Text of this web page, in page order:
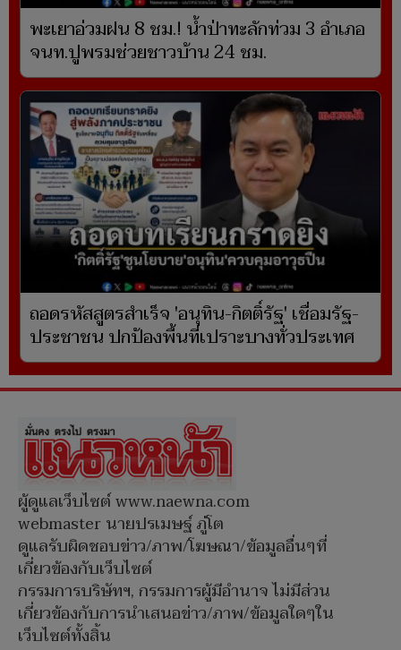
พะเยาอ่วมฝน 8 ชม.! น้ำป่าทะลักท่วม 3 อำเภอ
จนท.ปูพรมช่วยชาวบ้าน 24 ชม.
ถอดรหัสสูตรสำเร็จ 'อนุทิน-กิตติ์รัฐ' เชื่อมรัฐ-
ประชาชน ปกป้องพื้นที่เปราะบางทั่วประเทศ
ผู้ดูแลเว็บไซต์ www.naewna.com
webmaster นายปรเมษฐ์ ภู่โต
ดูแลรับผิดชอบข่าว/ภาพ/โฆษณา/ข้อมูลอื่นๆที่
เกี่ยวข้องกับเว็บไซต์
กรรมการบริษัทฯ, กรรมการผู้มีอำนาจ ไม่มีส่วน
เกี่ยวข้องกับการนำเสนอข่าว/ภาพ/ข้อมูลใดๆใน
เว็บไซต์ทั้งสิ้น